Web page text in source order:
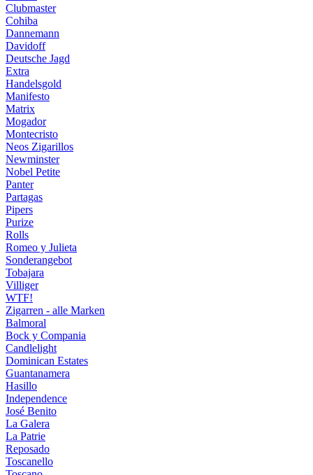
Clubmaster
Cohiba
Dannemann
Davidoff
Deutsche Jagd
Extra
Handelsgold
Manifesto
Matrix
Mogador
Montecristo
Neos Zigarillos
Newminster
Nobel Petite
Panter
Partagas
Pipers
Purize
Rolls
Romeo y Julieta
Sonderangebot
Tobajara
Villiger
WTF!
Zigarren - alle Marken
Balmoral
Bock y Compania
Candlelight
Dominican Estates
Guantanamera
Hasillo
Independence
José Benito
La Galera
La Patrie
Reposado
Toscanello